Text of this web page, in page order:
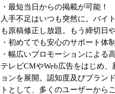
・最短当日からの掲載が可能！
人手不足はいつも突然に。バイ
も原稿修正し放題。もう締切日
・初めてでも安心のサポート体制
・幅広いプロモーションによる
テレビCMやWeb広告をはじめ
ョンを展開。認知度及びブラン
トとして、多くのユーザーから